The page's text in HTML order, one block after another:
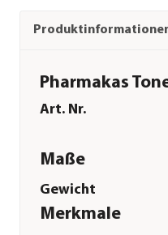
Pharmakas
Art. Nr.
Maße
Gewicht
Merkmale